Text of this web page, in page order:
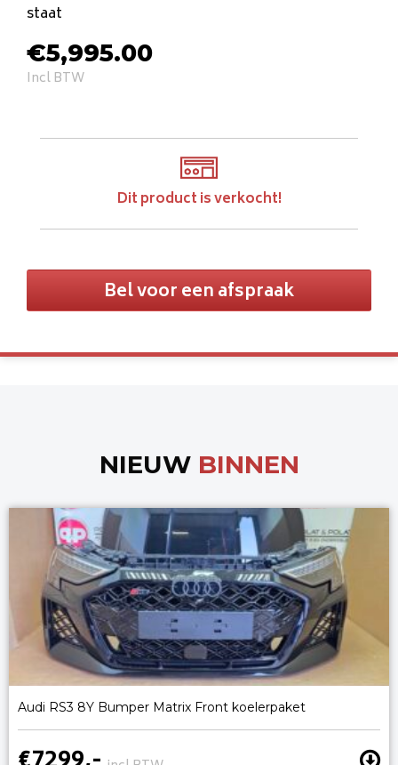
staat
€5,995.00
Incl BTW
Dit product is verkocht!
Bel voor een afspraak
NIEUW BINNEN
Audi RS3 8Y Bumper Matrix Front koelerpaket